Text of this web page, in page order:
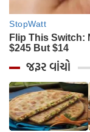
જરૂર વાંચો